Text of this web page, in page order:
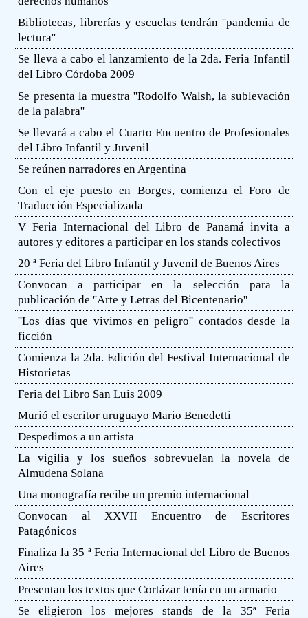
Bibliotecas, librerías y escuelas tendrán ''pandemia de
lectura''
Se lleva a cabo el lanzamiento de la 2da. Feria Infantil
del Libro Córdoba 2009
Se presenta la muestra ''Rodolfo Walsh, la sublevación
de la palabra''
Se llevará a cabo el Cuarto Encuentro de Profesionales
del Libro Infantil y Juvenil
Se reúnen narradores en Argentina
Con el eje puesto en Borges, comienza el Foro de
Traducción Especializada
V Feria Internacional del Libro de Panamá invita a
autores y editores a participar en los stands colectivos
20 ª Feria del Libro Infantil y Juvenil de Buenos Aires
Convocan a participar en la selección para la
publicación de ''Arte y Letras del Bicentenario''
''Los días que vivimos en peligro'' contados desde la
ficción
Comienza la 2da. Edición del Festival Internacional de
Historietas
Feria del Libro San Luis 2009
Murió el escritor uruguayo Mario Benedetti
Despedimos a un artista
La vigilia y los sueños sobrevuelan la novela de
Almudena Solana
Una monografía recibe un premio internacional
Convocan al XXVII Encuentro de Escritores
Patagónicos
Finaliza la 35 ª Feria Internacional del Libro de Buenos
Aires
Presentan los textos que Cortázar tenía en un armario
Se eligieron los mejores stands de la 35ª Feria